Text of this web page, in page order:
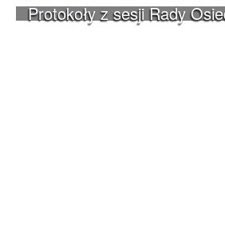
Protokoły z sesji Rady